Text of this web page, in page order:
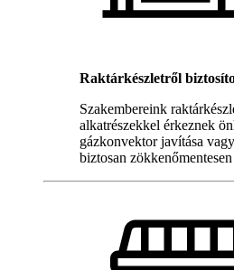
Raktárkészletről
Szakembereink
alkatrészekkel érkeznek
gázkonvektor javítása
biztosan